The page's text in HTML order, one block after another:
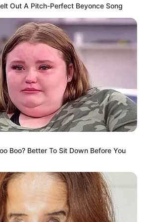
3,834
463
359
322
117
Out A Pitch-Perfect Beyonce Song
Boo? Better To Sit Down Before You